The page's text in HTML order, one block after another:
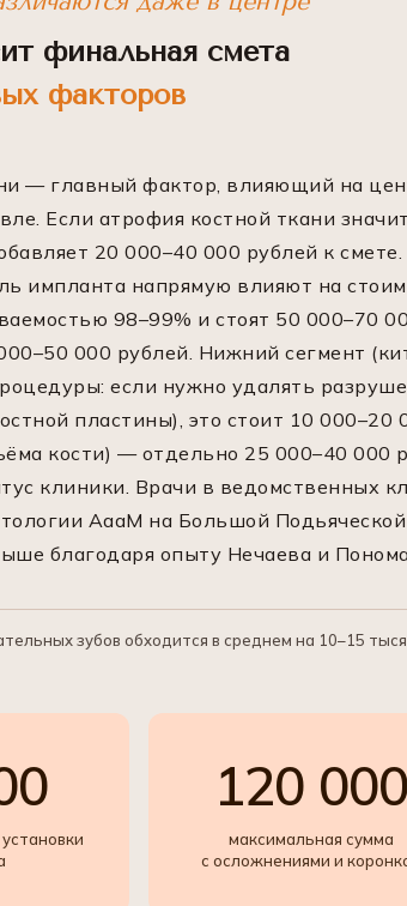
финальная смета
факторов
— главный фактор, влияющий на
Если атрофия костной ткани
20 000–40 000 рублей к смете.
импланта напрямую влияют на
98–99% и стоят 50 000–70
000 рублей. Нижний сегмент
если нужно удалять
пластины), это стоит 10
кости) — отдельно 25 000–40 000
клиники. Врачи в ведомственных
АааМ на Большой
благодаря опыту Нечаева и
зубов обходится в среднем на 10–15
120 000
максимальная сумма
с осложнениями и